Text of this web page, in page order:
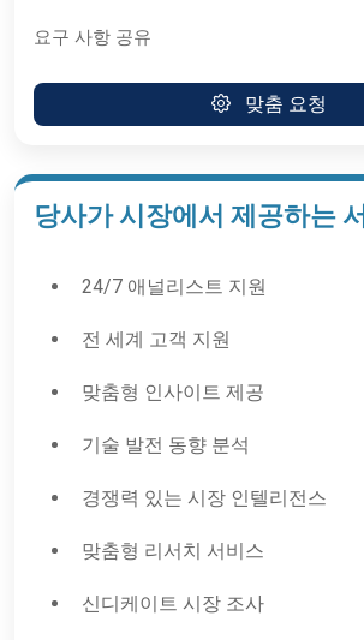
요구 사항 공유
맞춤 요청
당사가 시장에서 제공하는
24/7 애널리스트 지원
전 세계 고객 지원
맞춤형 인사이트 제공
기술 발전 동향 분석
경쟁력 있는 시장 인텔리전스
맞춤형 리서치 서비스
신디케이트 시장 조사